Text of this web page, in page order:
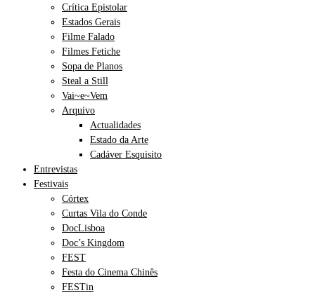
Crítica Epistolar
Estados Gerais
Filme Falado
Filmes Fetiche
Sopa de Planos
Steal a Still
Vai~e~Vem
Arquivo
Actualidades
Estado da Arte
Cadáver Esquisito
Entrevistas
Festivais
Córtex
Curtas Vila do Conde
DocLisboa
Doc’s Kingdom
FEST
Festa do Cinema Chinês
FESTin